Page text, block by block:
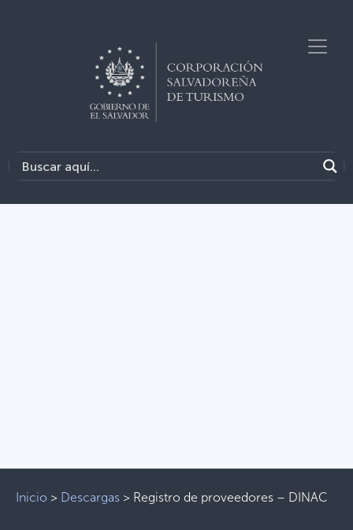
Inicio > Descargas > Registro de proveedores – DINAC